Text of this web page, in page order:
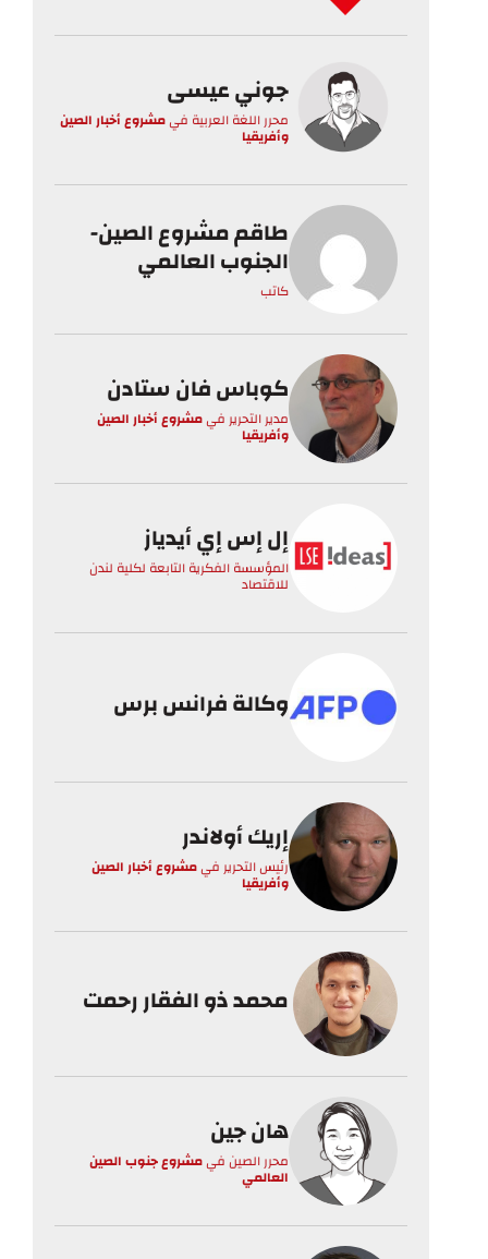
جوني عيسى
محرر اللغة العربية فيمشروع أخبار الصين
وأفريقيا
طاقم مشروع الصين-
الجنوب العالمي
كاتب
كوباس فان ستادن
مدير التحرير فيمشروع أخبار الصين
وأفريقيا
إل إس إي أيدياز
المؤسسة الفكرية التابعة لكلية لندن
للاقتصاد
وكالة فرانس برس
إريك أولاندر
رئيس التحرير فيمشروع أخبار الصين
وأفريقيا
محمد ذو الفقار رحمت
هان جين
محرر الصينفيمشروع جنوب الصين
العالمي